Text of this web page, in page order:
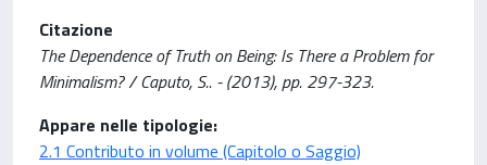
Citazione
The Dependence of Truth on Being: Is There a Problem for
Minimalism? / Caputo, S.. - (2013), pp. 297-323.
Appare nelle tipologie:
2.1 Contributo in volume (Capitolo o Saggio)